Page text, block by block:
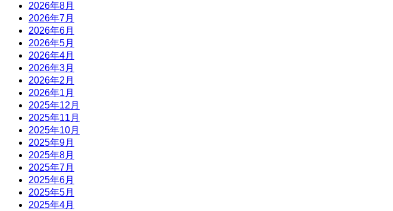
2026年8月
2026年7月
2026年6月
2026年5月
2026年4月
2026年3月
2026年2月
2026年1月
2025年12月
2025年11月
2025年10月
2025年9月
2025年8月
2025年7月
2025年6月
2025年5月
2025年4月